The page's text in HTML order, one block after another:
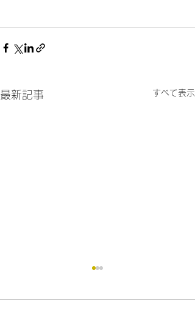
最新記事 すべて表示